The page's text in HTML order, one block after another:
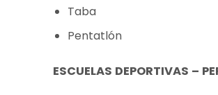
Taba
Pentatlón
ESCUELAS DEPORTIVAS –